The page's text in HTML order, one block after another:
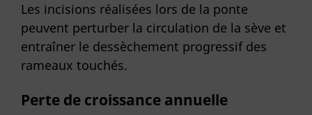
Les incisions réalisées lors de la ponte
peuvent perturber la circulation de la sève et
entraîner le dessèchement progressif des
rameaux touchés.
Perte de croissance annuelle